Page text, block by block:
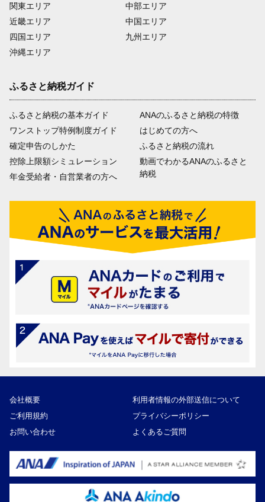
関東エリア
近畿エリア
四国エリア
沖縄エリア
中部エリア
中国エリア
九州エリア
ふるさと納税ガイド
ふるさと納税の基本ガイド
ワンストップ特例制度ガイド
確定申告のしかた
控除上限額シミュレーション
年金受給者・自営業者の方へ
ANAのふるさと納税の特徴
はじめての方へ
ふるさと納税の流れ
動画でわかるANAのふるさと
納税
会社概要
利用者情報の外部送信について
ご利用規約
プライバシーポリシー
お問い合わせ
よくあるご質問